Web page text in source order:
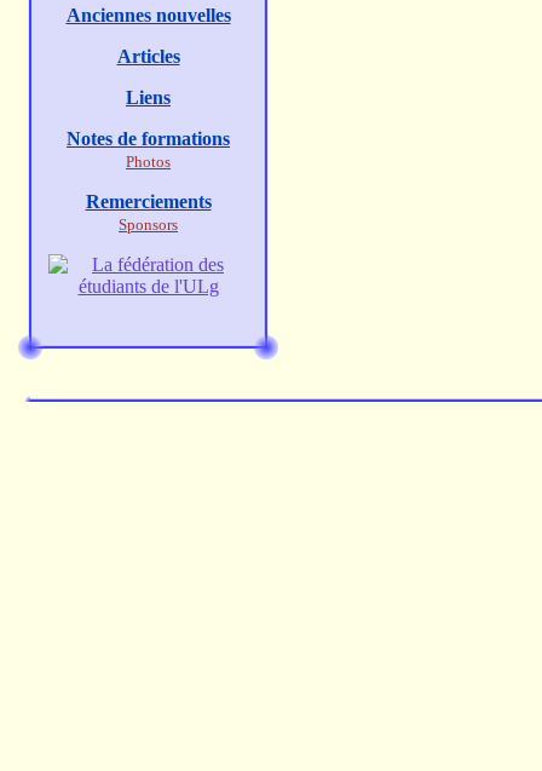
Anciennes nouvelles
Articles
Liens
Notes de formations
Photos
Remerciements
Sponsors